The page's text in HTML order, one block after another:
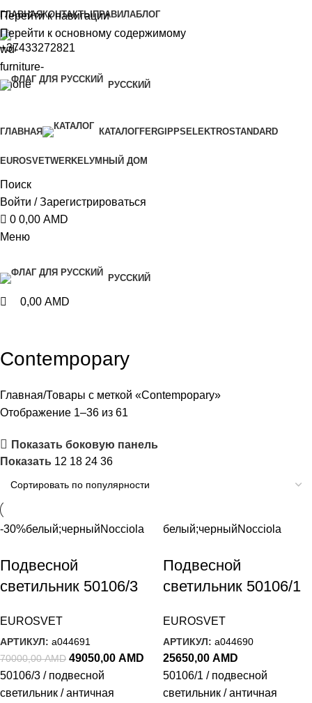
Перейти к навигации
Перейти к основному содержимому
ГЛАВНАЯКОНТАКТЫПРАВИЛАБЛОГ
+37433272821
РУССКИЙ
ГЛАВНАЯ КАТАЛОГFERGIPPS ELEKTROSTANDARD
EUROSVETWERKELУМНЫЙ ДОМ
Поиск
Войти / Зарегистрироваться
0 0,00 AMD
Меню
РУССКИЙ
0,00 AMD
Contempopary
Главная Товары с меткой «Contempopary»
Отображение 1–36 из 61
Показать боковую панель
Показать 12 18 24 36
-30%белый;черныйNocciola
Подвесной
светильник 50106/3
черный
EUROSVET
АРТИКУЛ: a044691
70000,00AMD 49050,00 AMD
50106/3 / подвесной
светильник / античная
белый;черныйNocciola
Подвесной
светильник 50106/1
черный
EUROSVET
АРТИКУЛ: a044690
25650,00 AMD
50106/1 / подвесной
светильник / античная